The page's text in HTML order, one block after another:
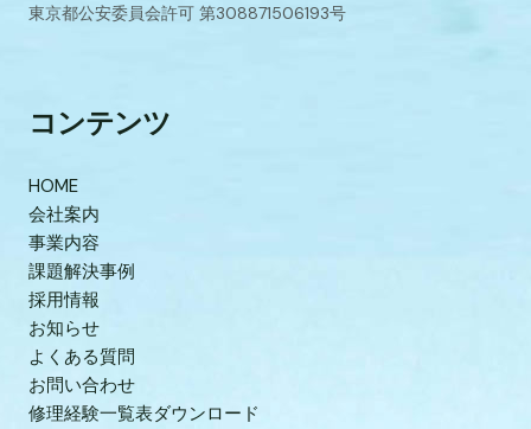
東京都公安委員会許可 第308871506193号
コンテンツ
HOME
会社案内
事業内容
課題解決事例
採用情報
お知らせ
よくある質問
お問い合わせ
修理経験一覧表ダウンロード